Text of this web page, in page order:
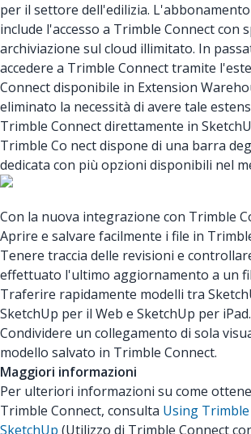
per il settore dell'edilizia.
include l'accesso a Trimble Connect con
archiviazione sul cloud illimitato. In
accedere a Trimble Connect tramite
Connect disponibile in Extension
eliminato la necessità di avere tale
Trimble Connect direttamente in
Trimble Co nect dispone di una barra
dedicata con più opzioni disponibili nel
Con la nuova integrazione con Trimble
Aprire e salvare facilmente i file in
Tenere traccia delle revisioni e
effettuato l'ultimo aggiornamento a un
Traferire rapidamente modelli tra
SketchUp per il Web e SketchUp per iPad.
Condividere un collegamento di sola
modello salvato in Trimble Connect.
Maggiori informazioni
Per ulteriori informazioni su come
Trimble Connect, consulta Using
SketchUp (Utilizzo di Trimble Connect